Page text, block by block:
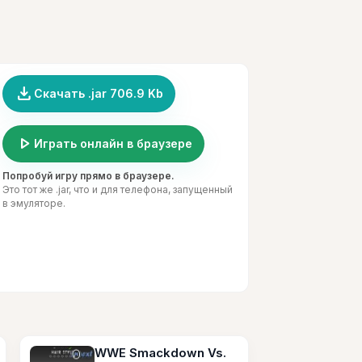
file_download Скачать .jar 706.9 Kb
play_arrow Играть онлайн в браузере
Попробуй игру прямо в браузере.
Это тот же .jar, что и для телефона, запущенный
в эмуляторе.
WWE Smackdown Vs.